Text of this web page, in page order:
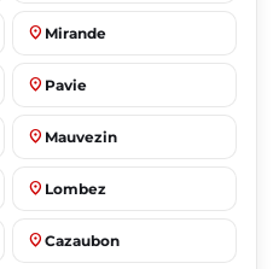
place Mirande
place Pavie
place Mauvezin
place Lombez
place Cazaubon